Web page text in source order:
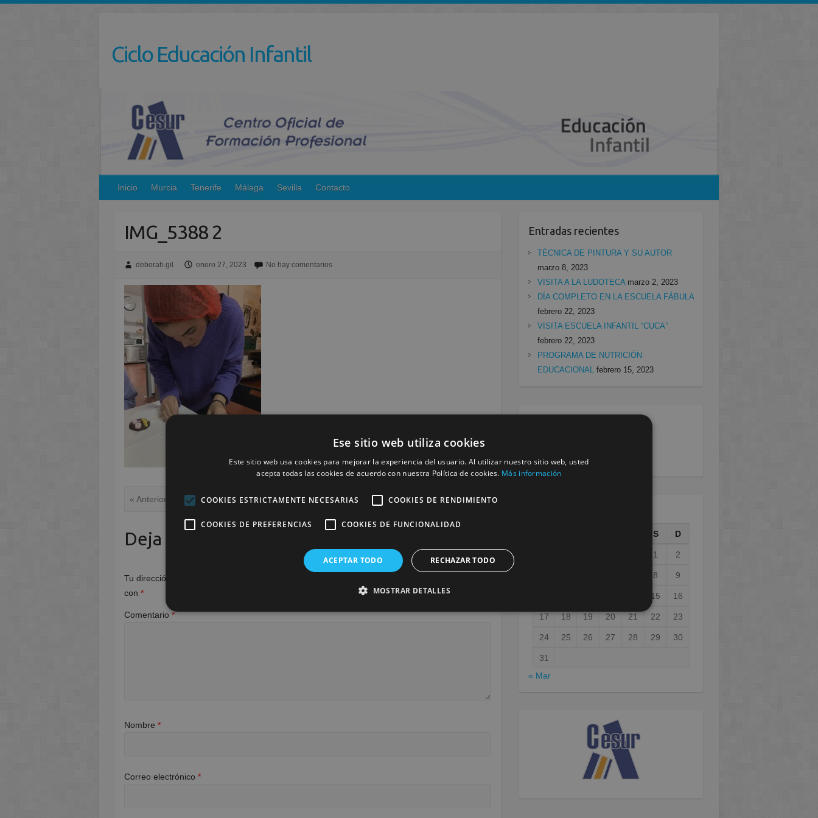
Ciclo Educación Infantil
Inicio Murcia Tenerife Málaga Sevilla Contacto
IMG_5388 2
deborah.gil enero 27, 2023 No hay comentarios
« Anterior Siguiente »
Deja una respuesta
Tu dirección de correo electrónico no será publicada.
con*
Comentario*
Nombre*
Correo electrónico*
Entradas recientes
TÉCNICA DE PINTURA Y SU AUTOR
marzo 8, 2023
VISITA A LA LUDOTECA marzo 2, 2023
DÍA COMPLETO EN LA ESCUELA FÁBULA
febrero 22, 2023
VISITA ESCUELA INFANTIL “CUCA”
febrero 22, 2023
PROGRAMA DE NUTRICIÓN
EDUCACIONAL febrero 15, 2023
Sevilla(199)
S D
1 2
8 9
15 16
17 18 19 20 21 22 23
24 25 26 27 28 29 30
31
« Mar
Ese sitio web utiliza cookies
Este sitio web usa cookies para mejorar la experiencia del usuario. Al utilizar nuestro sitio web, usted
acepta todas las cookies de acuerdo con nuestra Política de cookies. Más información
COOKIES ESTRICTAMENTE NECESARIAS COOKIES DE RENDIMIENTO
COOKIES DE PREFERENCIAS COOKIES DE FUNCIONALIDAD
ACEPTAR TODO RECHAZAR TODO
MOSTRAR DETALLES